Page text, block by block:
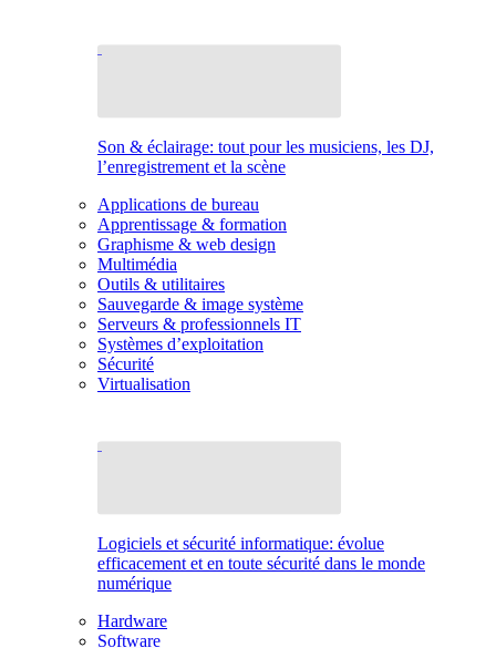
Son & éclairage: tout pour les musiciens, les DJ,
l’enregistrement et la scène
Applications de bureau
Apprentissage & formation
Graphisme & web design
Multimédia
Outils & utilitaires
Sauvegarde & image système
Serveurs & professionnels IT
Systèmes d’exploitation
Sécurité
Virtualisation
Logiciels et sécurité informatique: évolue
efficacement et en toute sécurité dans le monde
numérique
Hardware
Software